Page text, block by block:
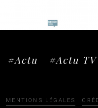
#Actu #Actu TV
MENTIONS LÉGALES